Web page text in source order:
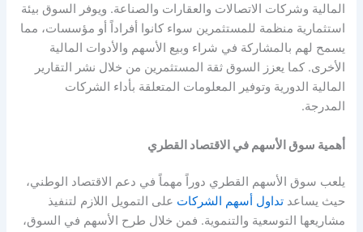
المالية وشركات الاتصالات والعقارات والصناعة. ويوفر السوق بيئة
استثمارية منظمة للمستثمرين سواء كانوا أفراداً أو مؤسسات، مما
يسمح لهم بالمشاركة في شراء وبيع الأسهم والأدوات المالية
الأخرى. كما يعزز السوق ثقة المستثمرين من خلال نشر التقارير
المالية الدورية وتوفير المعلومات المتعلقة بأداء الشركات
المدرجة.
أهمية سوق الأسهم في الاقتصاد القطري
يلعب سوق الأسهم القطري دوراً مهماً في دعم الاقتصاد الوطني،
حيث يساعد تداول أسهم الشركاتعلى التمويل اللازم لتنفيذ
مشاريعها التوسعية والتنموية. فمن خلال طرح الأسهم في السوق،